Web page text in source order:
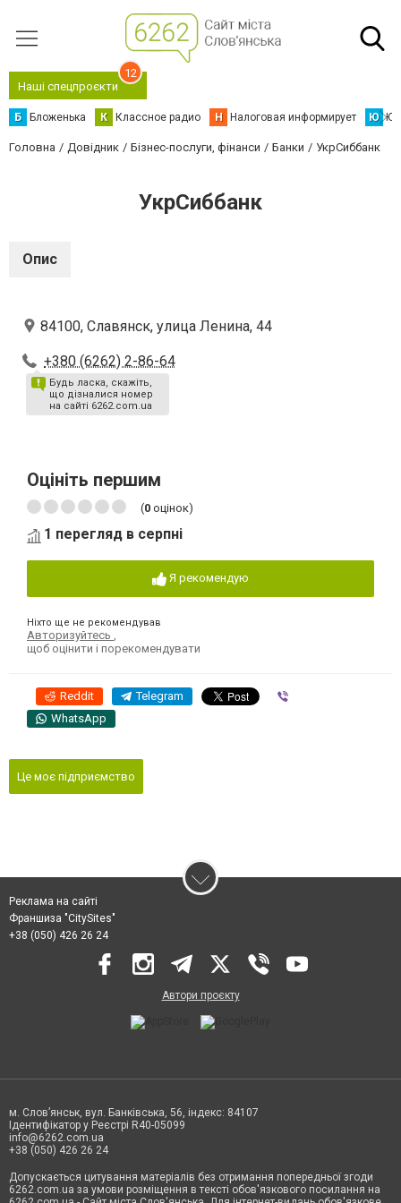
Наші спецпроєкти
12
Б Бложенька К Классное радио Н Налоговая информирует Ю
Головна Довідник Бізнес-послуги, фінанси Банки УкрСиббанк
УкрСиббанк
Опис
84100, Славянск, улица Ленина, 44
+380 (6262) 2-86-64
Будь ласка, скажіть,
що дізналися номер
на сайті 6262.com.ua
Оцініть першим
(0 оцінок)
1 перегляд в серпні
Я рекомендую
Ніхто ще не рекомендував
Авторизуйтесь
щоб оцінити і порекомендувати
Reddit Telegram
WhatsApp
Це моє підприємство
Реклама на сайті
Франшиза "CitySites"
+38 (050) 426 26 24
Автори проєкту
м. Слов’янськ, вул. Банківська, 56, індекс: 84107
Ідентифікатор у Реєстрі R40-05099
info@6262.com.ua
+38 (050) 426 26 24
Допускається цитування матеріалів без отримання попередньої згоди
6262.com.ua за умови розміщення в тексті обов'язкового посилання на